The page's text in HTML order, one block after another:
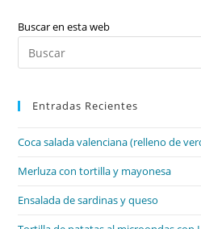
Buscar en esta web
Entradas Recientes
Coca salada valenciana (relleno de
Merluza con tortilla y mayonesa
Ensalada de sardinas y queso